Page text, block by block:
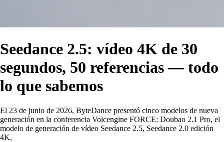
Seedance 2.5: vídeo 4K de 30
segundos, 50 referencias — todo
lo que sabemos
El 23 de junio de 2026, ByteDance presentó cinco modelos de nueva
generación en la conferencia Volcengine FORCE: Doubao 2.1 Pro, el
modelo de generación de vídeo Seedance 2.5, Seedance 2.0 edición
4K,